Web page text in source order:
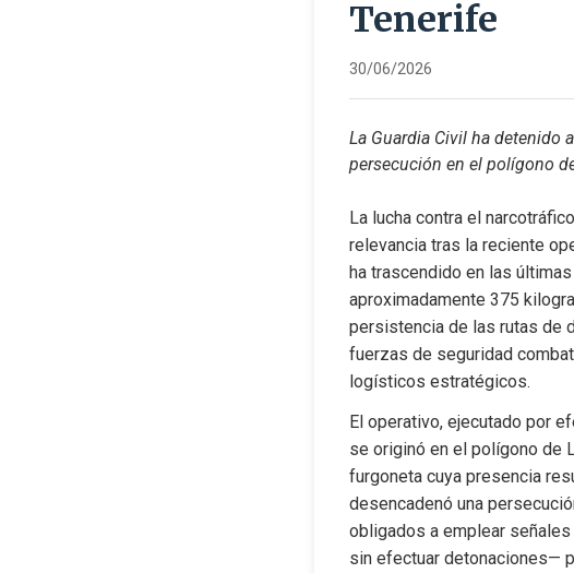
Tenerife
30/06/2026
La Guardia Civil ha detenido
persecución en el polígono
La lucha contra el
relevancia tras la reciente
ha trascendido en las
aproximadamente 375
persistencia de las rutas de
fuerzas de seguridad
logísticos estratégicos.
El operativo, ejecutado por
se originó en el polígono de
furgoneta cuya presencia
desencadenó una
obligados a emplear
sin efectuar detonaciones—